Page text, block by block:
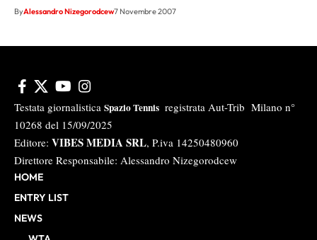
ByAlessandro Nizegorodcew7 Novembre 2007
Testata giornalistica Spazio Tennis registrata Aut-Trib Milano n°
10268 del 15/09/2025
Editore: VIBES MEDIA SRL, P.iva 14250480960
Direttore Responsabile: Alessandro Nizegorodcew
HOME
ENTRY LIST
NEWS